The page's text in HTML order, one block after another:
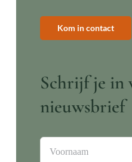
Kom in contact
Schrijf je in
nieuwsbrief